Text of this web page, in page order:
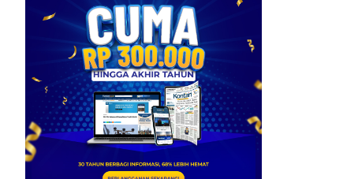
6
Pemerintah Trump
Siapkan US$ 3 Miliar
untuk Proyek Mineral
Strategis AS
7
Update Daftar Paspor
Terkuat di Dunia 2026:
Singapura Masih yang
Terbaik